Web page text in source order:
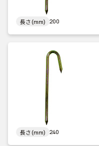
長さ(mm) 200
長さ(mm) 240